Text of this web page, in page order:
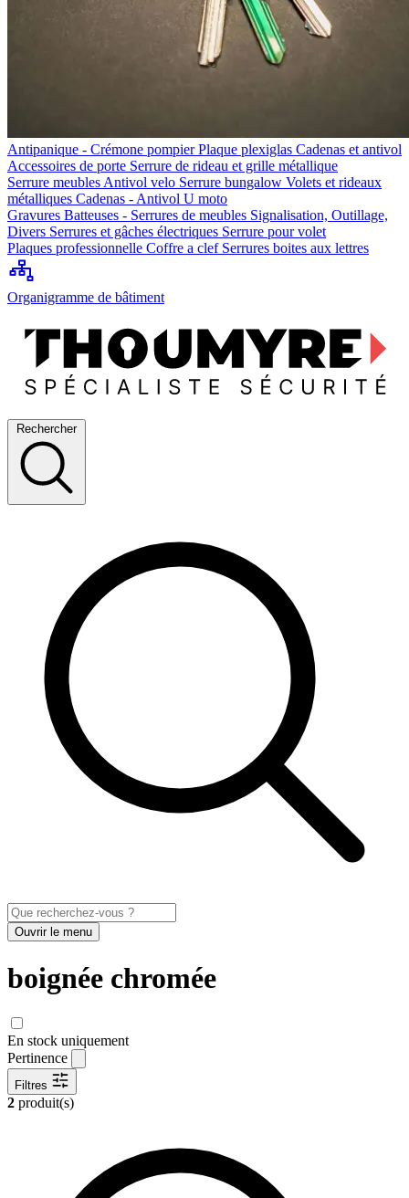
Antipanique - Crémone pompierPlaque plexiglas Cadenas et antivol
Accessoires de porte Serrure de rideau et grille métallique
Serrure meubles Antivol velo Serrure bungalow Volets et rideaux
métalliques Cadenas - Antivol U moto
Gravures Batteuses - Serrures de meubles Signalisation, Outillage,
Divers Serrures et gâches électriques Serrure pour volet
Plaques professionnelle Coffre a clef Serrures boites aux lettres
Organigramme de bâtiment
Rechercher
Ouvrir le menu
boignée chromée
En stock uniquement
Pertinence
Filtres
2 produit(s)